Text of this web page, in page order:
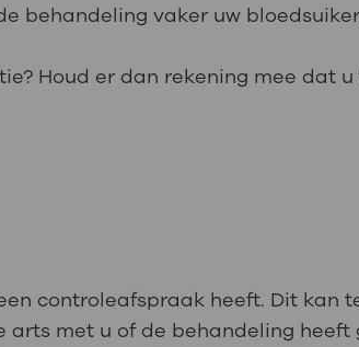
behandeling vaker uw
Houd er dan rekening mee dat
controleafspraak heeft. Dit kan
met u of de behandeling heeft